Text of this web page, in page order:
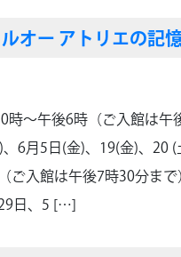
オー アトリエの記
時～午後6時（ご入館は午
6月5日(金)、19(金)、20
ご入館は午後7時30分ま
日、5 […]